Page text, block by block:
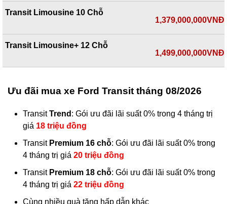
Transit Limousine 10 Chỗ
1,379,000,000VNĐ
Transit Limousine+ 12 Chỗ
1,499,000,000VNĐ
Ưu đãi mua xe Ford Transit tháng 08/2026
TransitTrend : Gói ưu đãi lãi suất 0% trong 4 tháng trị
giá 18 triệu đồng
Transit Premium 16 chỗ: Gói ưu đãi lãi suất 0% trong
4 tháng trị giá 20 triệu đồng
Transit Premium 18 chỗ: Gói ưu đãi lãi suất 0% trong
4 tháng trị giá 22 triệu đồng
Cùng nhiều quà tặng hấp dẫn khác